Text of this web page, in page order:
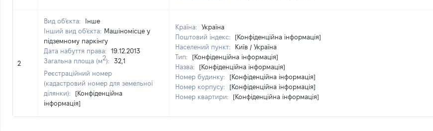
2
Вид об'єкта:
Інше
Інший вид об'єкта: Машіномісце у
підземному паркінгу
Дата набуття права:
19.12.2013
Загальна площа (м2):
32,1
Реєстраційний номер
(кадастровий номер для земельної
ділянки):
[Конфіденційна
інформація]
Країна:
Україна
Поштовий індекс:
[Конфіденційна інформація]
Населений пункт:
Київ / Україна
Тип:
[Конфіденційна інформація]
Назва:
[Конфіденційна інформація]
Номер будинку:
[Конфіденційна інформація]
Номер корпусу:
[Конфіденційна інформація]
Номер квартири:
[Конфіденційна інформація]